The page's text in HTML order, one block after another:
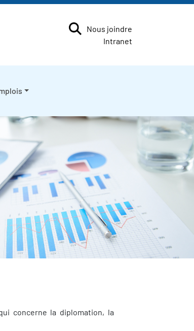
Nous joindre
Intranet
concerne la diplomation, la